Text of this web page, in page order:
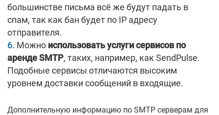
большинстве письма всё же будут падать в
спам, так как бан будет по IP адресу
отправителя.
Можно использовать услуги сервисов по
аренде SMTP, таких, например, как SendPulse.
Подобные сервисы отличаются высоким
уровнем доставки сообщений в входящие.
Дополнительную информацию по SMTP серверам для